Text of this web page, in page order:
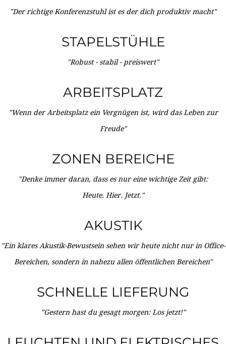
"Der richtige Konferenzstuhl ist es der dich produktiv macht"
STAPELSTÜHLE
"Robust - stabil - preiswert"
ARBEITSPLATZ
"Wenn der Arbeitsplatz ein Vergnügen ist, wird das Leben zur
Freude"
ZONEN BEREICHE
"Denke immer daran, dass es nur eine wichtige Zeit gibt:
Heute. Hier. Jetzt."
AKUSTIK
"Ein klares Akustik-Bewustsein sehen wir heute nicht nur in Office-
Bereichen, sondern in nahezu allen öffentlichen Bereichen"
SCHNELLE LIEFERUNG
"Gestern hast du gesagt morgen: Los jetzt!"